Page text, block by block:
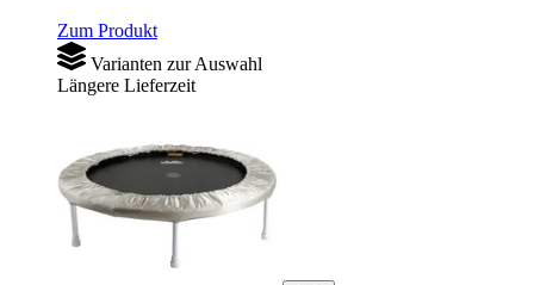
Zum Produkt
Varianten zur Auswahl
Längere Lieferzeit